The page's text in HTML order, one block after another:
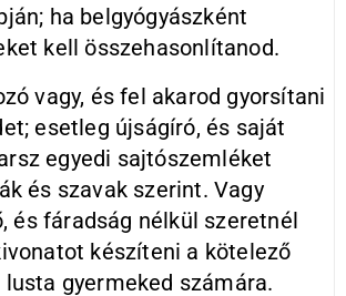
ha belgyógyászként
kell összehasonlítanod.
vagy, és fel akarod gyorsítani
esetleg újságíró, és saját
egyedi sajtószemléket
és szavak szerint. Vagy
és fáradság nélkül szeretnél
készíteni a kötelező
gyermeked számára.